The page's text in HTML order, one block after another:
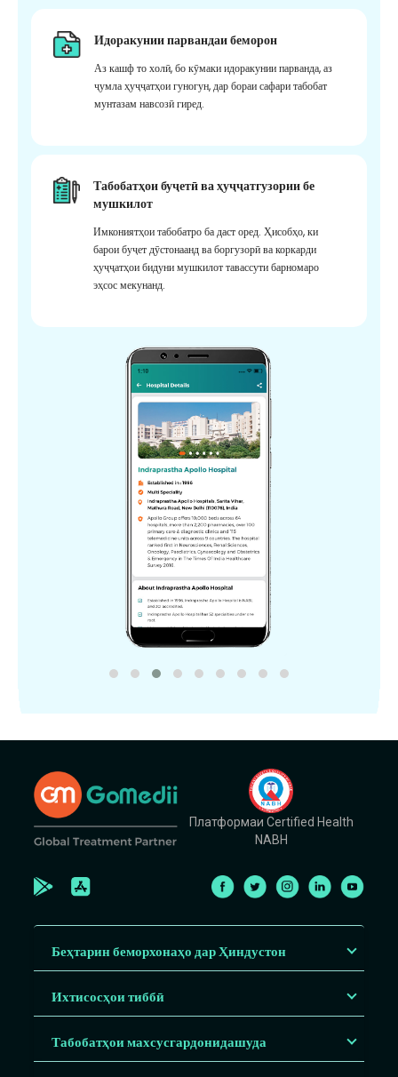
Идоракунии парвандаи беморон
Аз кашф то холӣ, бо кӯмаки идоракунии парванда, аз
ҷумла ҳуҷҷатҳои гуногун, дар бораи сафари табобат
мунтазам навсозӣ гиред.
Табобатҳои буҷетӣ ва ҳуҷҷатгузории бе
мушкилот
Имкониятҳои табобатро ба даст оред. Ҳисобҳо, ки
барои буҷет дӯстонаанд ва боргузорӣ ва коркарди
ҳуҷҷатҳои бидуни мушкилот тавассути барномаро
эҳсос мекунанд.
Платформаи Certified Health
NABH
Беҳтарин беморхонаҳо дар Ҳиндустон
Ихтисосҳои тиббӣ
Табобатҳои махсусгардонидашуда